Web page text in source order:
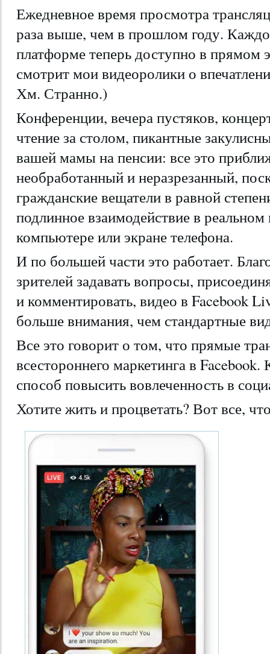
Ежедневное время просмотра
раза выше, чем в прошлом году.
платформе теперь доступно в прямом
смотрит мои видеоролики о
Хм. Странно.)
Конференции, вечера пустяков,
чтение за столом, пикантные
вашей мамы на пенсии: все это
необработанный и неразрезанный,
гражданские вещатели в равной
подлинное взаимодействие в
компьютере или экране телефона.
И по большей части это работает.
зрителей задавать вопросы,
и комментировать, видео в Facebook
больше внимания, чем стандартные
Все это говорит о том, что прямые
всестороннего маркетинга в
способ повысить вовлеченность в
Хотите жить и процветать? Вот все,